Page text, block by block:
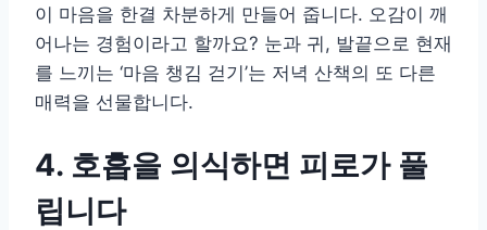
이 마음을 한결 차분하게 만들어 줍니다. 오감이 깨
어나는 경험이라고 할까요? 눈과 귀, 발끝으로 현재
를 느끼는 ‘마음 챙김 걷기’는 저녁 산책의 또 다른
매력을 선물합니다.
4. 호흡을 의식하면 피로가 풀
립니다